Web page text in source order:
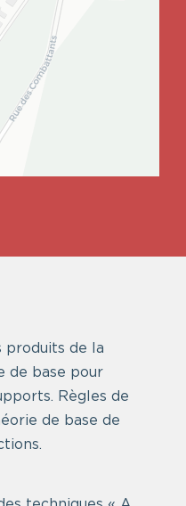
produits de la
de base pour
Règles de
de base de